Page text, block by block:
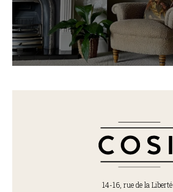
14-16, rue de la Liberté